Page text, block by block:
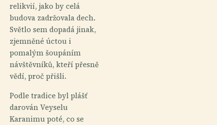
relikvií, jako by celá
budova zadržovala dech.
Světlo sem dopadá jinak,
zjemněné úctou i
pomalým šoupáním
návštěvníků, kteří přesně
vědí, proč přišli.
Podle tradice byl plášť
darován Veyselu
Karanimu poté, co se